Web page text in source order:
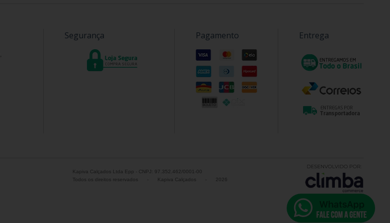
Segurança Pagamento Entrega
Kapiva Calçados Ltda Epp - CNPJ: 97.352.462/0001-00
Todos os direitos reservados
- Kapiva Calçados - 2026